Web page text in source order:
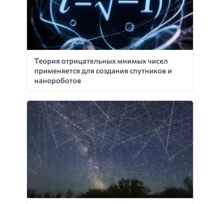
Теория отрицательных мнимых чисел
применяется для создания спутников и
нанороботов